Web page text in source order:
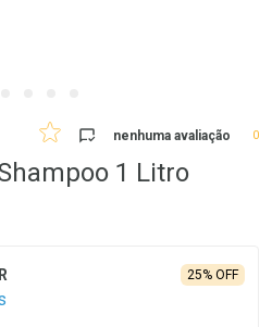
nenhuma avaliação 0
1 Litro
25% OFF